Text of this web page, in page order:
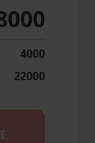
4000
22000